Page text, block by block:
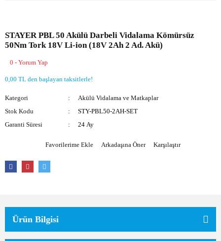
STAYER PBL 50 Akülü Darbeli Vidalama Kömürsüz
50Nm Tork 18V Li-ion (18V 2Ah 2 Ad. Akü)
0 - Yorum Yap
0,00 TL den başlayan taksitlerle!
Kategori
Akülü Vidalama ve Matkaplar
Stok Kodu
STY-PBL50-2AH-SET
Garanti Süresi
24 Ay
Arkadaşına Öner Karşılaştır
Ürün Bilgisi